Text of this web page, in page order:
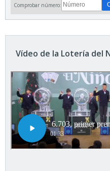
Comprobar número:
Vídeo de la Lotería del